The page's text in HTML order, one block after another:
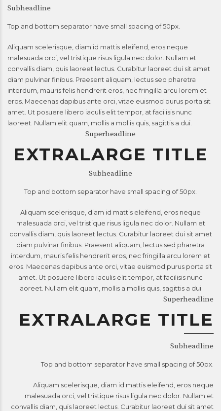
Subheadline
Top and bottom separator have small spacing of 50px.
Aliquam scelerisque, diam id mattis eleifend, eros neque
malesuada orci, vel tristique risus ligula nec dolor. Nullam et
convallis diam, quis laoreet lectus. Curabitur laoreet dui sit amet
diam pulvinar finibus. Praesent aliquam, lectus sed pharetra
interdum, mauris felis hendrerit eros, nec fringilla arcu lorem et
eros. Maecenas dapibus ante orci, vitae euismod purus porta sit
amet. Ut posuere libero iaculis elit tempor, at facilisis nunc
laoreet. Nullam elit quam, mollis a mollis quis, sagittis a dui.
Superheadline
EXTRALARGE TITLE
Subheadline
Top and bottom separator have small spacing of 50px.
Aliquam scelerisque, diam id mattis eleifend, eros neque
malesuada orci, vel tristique risus ligula nec dolor. Nullam et
convallis diam, quis laoreet lectus. Curabitur laoreet dui sit amet
diam pulvinar finibus. Praesent aliquam, lectus sed pharetra
interdum, mauris felis hendrerit eros, nec fringilla arcu lorem et
eros. Maecenas dapibus ante orci, vitae euismod purus porta sit
amet. Ut posuere libero iaculis elit tempor, at facilisis nunc
laoreet. Nullam elit quam, mollis a mollis quis, sagittis a dui.
Superheadline
EXTRALARGE TITLE
Subheadline
Top and bottom separator have small spacing of 50px.
Aliquam scelerisque, diam id mattis eleifend, eros neque
malesuada orci, vel tristique risus ligula nec dolor. Nullam et
convallis diam, quis laoreet lectus. Curabitur laoreet dui sit amet